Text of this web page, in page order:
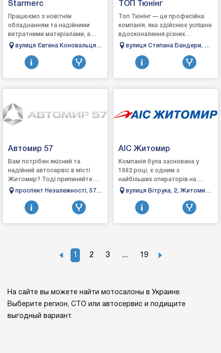
Starmerc
Працюємо з новітнім
обладнанням та надійними
витратними матеріалами, а
також кращими запчастинами,
відмінного результату...
вулиця Євгена Коновальця,
148б, Івано-Франківськ,
Івано-Франківська область
ТОП Тюнінг
Топ Тюнінг — це професійна
компанія, яка здійснює успішне
вдосконалення різних
автомобілів, щоб
вибагливих клієнтів. ...
вулиця Степана Бандери, 62,
Івано-Франківськ, Івано-
Франківська область
Автомир 57
Вам потрібен якісний та
надійний автосервіс в місті
Житомир? Тоді припиняйте
пошуки бо ви його
сервіс з обслуговування та р...
проспект Незалежності, 57,
Житомир, Житомирська
область
АІС Житомир
Компанія була заснована у
1992 році, є одним з
найбільших операторів на
ринку транспортних
діяльності - продаж та
сервісне...
вулиця Вітрука, 2, Житомир,
Житомирська область
1 2 3 ... 19
На сайте вы можете найти мотосалоны в Украине.
Выберите регион, СТО или автосервис и подищите
выгодный вариант.